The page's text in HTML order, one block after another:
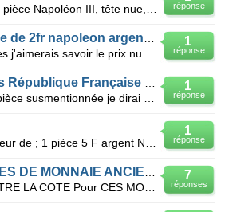
réponse
1
réponse
1
réponse
1
réponse
7
réponses